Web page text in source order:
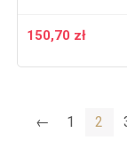
150,70 zł
← 1 2